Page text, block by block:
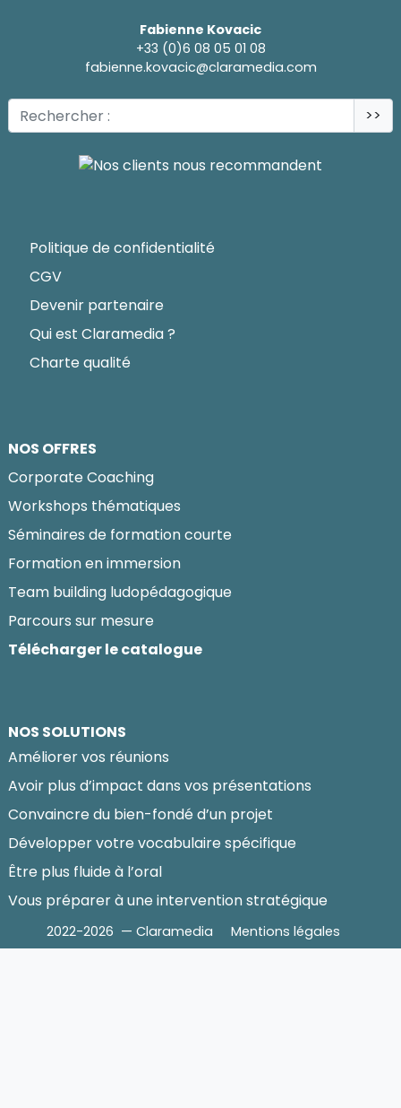
Fabienne Kovacic
+33 (0)6 08 05 01 08
fabienne.kovacic@claramedia.com
>>
Politique de confidentialité
CGV
Devenir partenaire
Qui est Claramedia ?
Charte qualité
NOS OFFRES
Corporate Coaching
Workshops thématiques
Séminaires de formation courte
Formation en immersion
Team building ludopédagogique
Parcours sur mesure
Télécharger le catalogue
NOS SOLUTIONS
Améliorer vos réunions
Avoir plus d’impact dans vos présentations
Convaincre du bien-fondé d’un projet
Développer votre vocabulaire spécifique
Être plus fluide à l’oral
Vous préparer à une intervention stratégique
2022-2026 — Claramedia Mentions légales